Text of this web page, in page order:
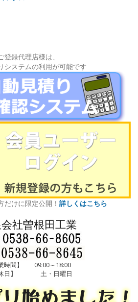
登録代理店様は、
システムの利用が可能です
だけに限定公開！ 詳しくはこちら
社曽根田工業
時間】
日】
09:00～18:00
土・日曜日